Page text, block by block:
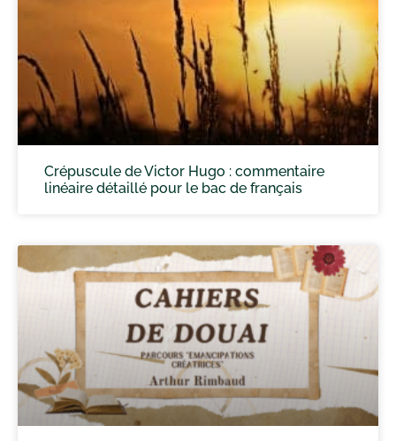
Crépuscule de Victor Hugo : commentaire
linéaire détaillé pour le bac de français